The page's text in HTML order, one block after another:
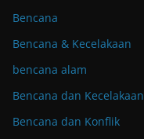
Bencana
Bencana & Kecelakaan
bencana alam
Bencana dan Kecelakaan
Bencana dan Konflik